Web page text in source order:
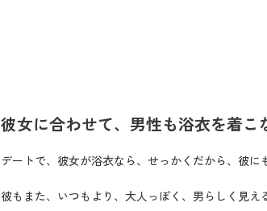
彼女に合わせて、男性も浴衣を着こ
デートで、彼女が浴衣なら、せっかくだから、彼に
彼もまた、いつもより、大人っぽく、男らしく見え